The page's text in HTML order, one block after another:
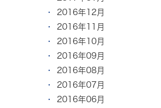
2016年12月
2016年11月
2016年10月
2016年09月
2016年08月
2016年07月
2016年06月